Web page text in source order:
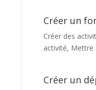
Créer un
Créer des
activité, Mettre
Créer un